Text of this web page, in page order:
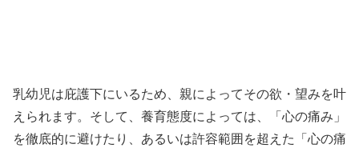
乳幼児は庇護下にいるため、親によってその欲・望みを叶
えられます。そして、養育態度によっては、「心の痛み」
を徹底的に避けたり、あるいは許容範囲を超えた「心の痛